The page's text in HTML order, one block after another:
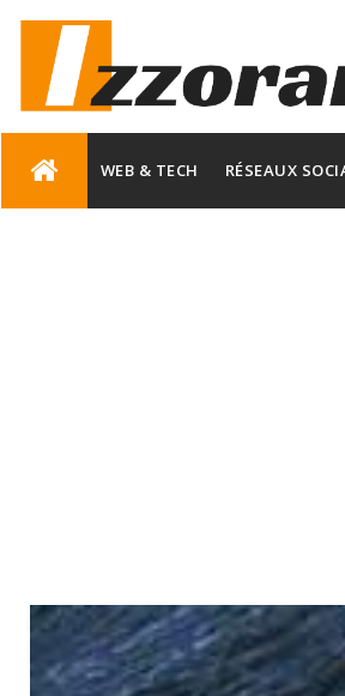
WEB & TECH RÉSEAUX